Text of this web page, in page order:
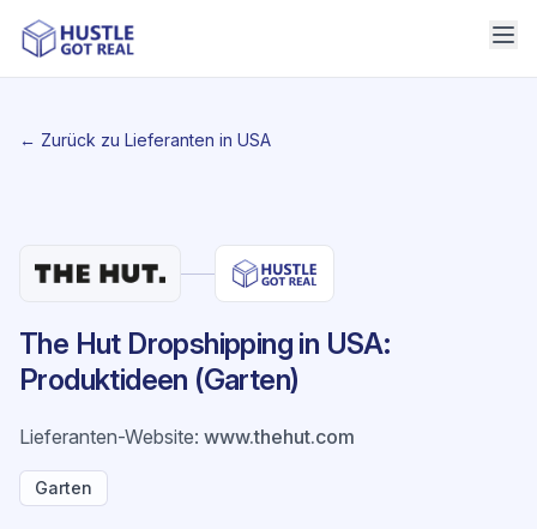
← Zurück zu Lieferanten in USA
The Hut Dropshipping in USA:
Produktideen (Garten)
Lieferanten-Website: www.thehut.com
Garten